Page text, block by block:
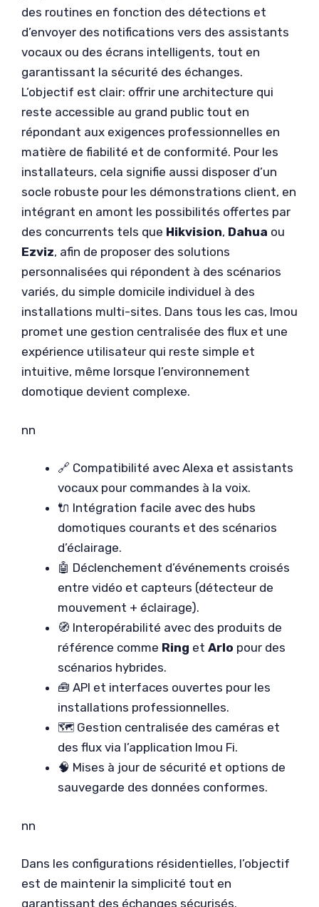
des routines en fonction des détections et
d’envoyer des notifications vers des assistants
vocaux ou des écrans intelligents, tout en
garantissant la sécurité des échanges.
L’objectif est clair: offrir une architecture qui
reste accessible au grand public tout en
répondant aux exigences professionnelles en
matière de fiabilité et de conformité. Pour les
installateurs, cela signifie aussi disposer d’un
socle robuste pour les démonstrations client, en
intégrant en amont les possibilités offertes par
des concurrents tels que Hikvision, Dahua ou
Ezviz, afin de proposer des solutions
personnalisées qui répondent à des scénarios
variés, du simple domicile individuel à des
installations multi-sites. Dans tous les cas, Imou
promet une gestion centralisée des flux et une
expérience utilisateur qui reste simple et
intuitive, même lorsque l’environnement
domotique devient complexe.
nn
🔗 Compatibilité avec Alexa et assistants
vocaux pour commandes à la voix.
🔌 Intégration facile avec des hubs
domotiques courants et des scénarios
d’éclairage.
🤖 Déclenchement d’événements croisés
entre vidéo et capteurs (détecteur de
mouvement + éclairage).
🧭 Interopérabilité avec des produits de
référence comme Ring et Arlo pour des
scénarios hybrides.
🧰 API et interfaces ouvertes pour les
installations professionnelles.
🗺️ Gestion centralisée des caméras et
des flux via l’application Imou Fi.
🧠 Mises à jour de sécurité et options de
sauvegarde des données conformes.
nn
Dans les configurations résidentielles, l’objectif
est de maintenir la simplicité tout en
garantissant des échanges sécurisés.